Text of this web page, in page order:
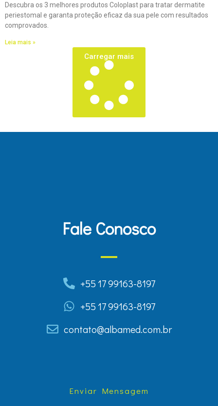
Descubra os 3 melhores produtos Coloplast para tratar dermatite
periestomal e garanta proteção eficaz da sua pele com resultados
comprovados.
Leia mais »
Carregar mais
Fale Conosco
+55 17 99163-8197
+55 17 99163-8197
contato@albamed.com.br
Enviar Mensagem